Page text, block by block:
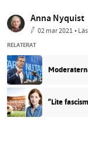
Anna Nyquist
02 mar 2021•
RELATERAT
”Lite